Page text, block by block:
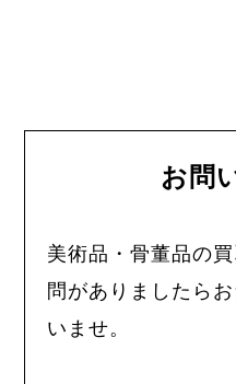
お問
美術品・骨董品の
問がありましたら
いませ。